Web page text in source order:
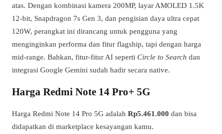
atas. Dengan kombinasi kamera 200MP, layar AMOLED 1.5K
12-bit, Snapdragon 7s Gen 3, dan pengisian daya ultra cepat
120W, perangkat ini dirancang untuk pengguna yang
menginginkan performa dan fitur flagship, tapi dengan harga
mid-range. Bahkan, fitur-fitur AI seperti Circle to Search dan
integrasi Google Gemini sudah hadir secara native.
Harga Redmi Note 14 Pro+ 5G
Harga Redmi Note 14 Pro 5G adalah Rp5.461.000 dan bisa
didapatkan di marketplace kesayangan kamu.